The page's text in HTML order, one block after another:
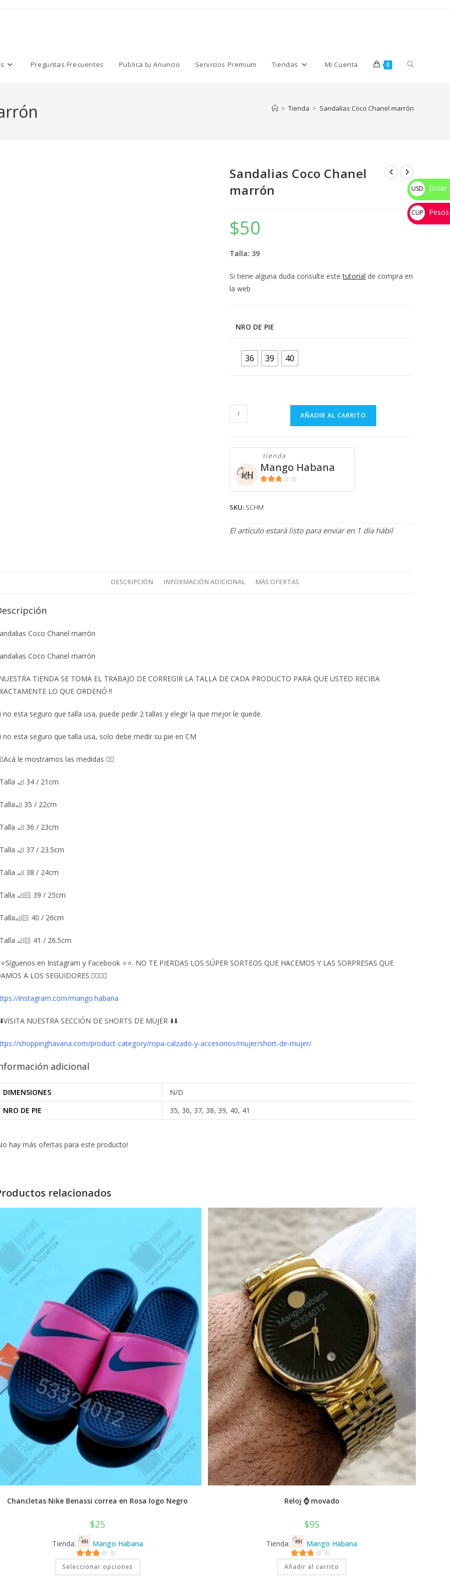
Preguntas Frecuentes Publica tu Anuncio Servicios Premium Tiendas Mi Cuenta 0 Alternar
la
web
> Tienda > Sandalias Coco Chanel marrón
Sandalias Coco Chanel
marrón
$50
Talla: 39
Si tiene alguna duda consulte estetutorial de compra en
la web
NRO DE PIE
36 39 40
Sandalias
Coco
marrón
AÑADIR AL CARRITO
tienda
Mango Habana
SKU: SCHM
El artículo estará listo para enviar en 1 día hábil
DESCRIPCIÓN INFORMACIÓN ADICIONAL MÁS OFERTAS
Coco Chanel marrón
Coco Chanel marrón
TIENDA SE TOMA EL TRABAJO DE CORREGIR LA TALLA DE CADA PRODUCTO PARA QUE USTED RECIBA
LO QUE ORDENÓ ‼️
no esta seguro que talla usa, puede pedir 2 tallas y elegir la que mejor le quede.
no esta seguro que talla usa, solo debe medir su pie en CM
le mostramos las medidas 👇🏼
🦶 34 / 21cm
35 / 22cm
🦶 36 / 23cm
🦶 37 / 23.5cm
🦶 38 / 24cm
🦶🏻 39 / 25cm
40 / 26cm
🦶🏻 41 / 26.5cm
en Instagram y Facebook ⭐⭐. NO TE PIERDAS LOS SÚPER SORTEOS QUE HACEMOS Y LAS SORPRESAS QUE
A LOS SEGUIDORES.👇🏻👇🏻
instagram.com/mango.habana
NUESTRA SECCIÓN DE SHORTS DE MUJER ⬇️⬇️
shoppinghavana.com/product-category/ropa-calzado-y-accesorios/mujer/short-de-mujer/
adicional
DIMENSIONES
N/D
NRO DE PIE
35, 36, 37, 38, 39, 40, 41
hay más ofertas para este producto!
relacionados
Chancletas Nike Benassi correa en Rosa logo Negro
$25
Tienda: Mango Habana
2.71
de 5
Seleccionar opciones
Este
tiene
Reloj ⌚ movado
$95
Tienda: Mango Habana
2.71
de 5
Añadir al carrito
USD
$
Dolar
CUP
💰
Pesos